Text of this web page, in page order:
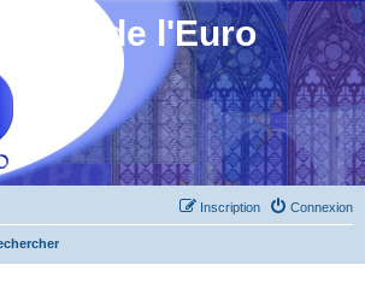
de l'Euro
Connexion
Inscription